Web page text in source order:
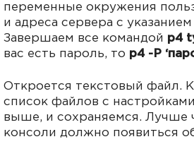
переменные окружения
и адреса сервера с
Завершаем все командой p4
вас есть пароль, то p4 -P
Откроется текстовый файл.
список файлов с
выше, и сохраняемся. Лучше
консоли должно появиться